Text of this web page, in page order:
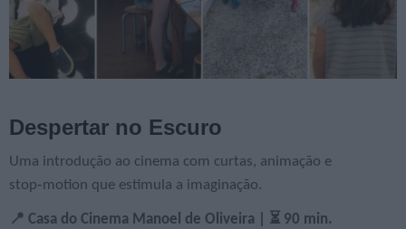
Despertar no Escuro
Uma introdução ao cinema com curtas, animação e
stop‑motion que estimula a imaginação.
📍 Casa do Cinema Manoel de Oliveira | ⏳ 90 min.